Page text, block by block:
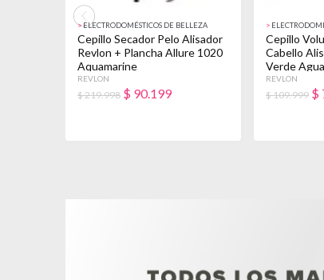
>ELECTRODOMÉSTICOS DE BELLEZA
Cepillo Secador Pelo Alisador
Revlon + Plancha Allure 1020
Aquamarine
REVLON
$ 219.998 $ 90.199
>
Cepillo
Cabello
Verde Agua
REVLON
$ 109.999 $